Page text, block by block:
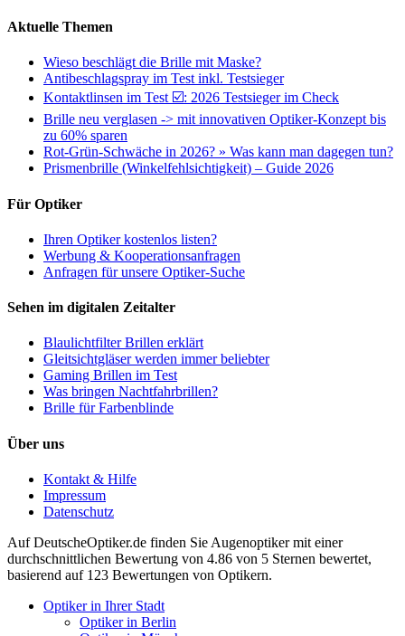
Aktuelle Themen
Wieso beschlägt die Brille mit Maske?
Antibeschlagspray im Test inkl. Testsieger
Kontaktlinsen im Test ☑️: 2026 Testsieger im Check
Brille neu verglasen -> mit innovativen Optiker-Konzept bis
zu 60% sparen
Rot-Grün-Schwäche in 2026? » Was kann man dagegen tun?
Prismenbrille (Winkelfehlsichtigkeit) – Guide 2026
Für Optiker
Ihren Optiker kostenlos listen?
Werbung & Kooperationsanfragen
Anfragen für unsere Optiker-Suche
Sehen im digitalen Zeitalter
Blaulichtfilter Brillen erklärt
Gleitsichtgläser werden immer beliebter
Gaming Brillen im Test
Was bringen Nachtfahrbrillen?
Brille für Farbenblinde
Über uns
Kontakt & Hilfe
Impressum
Datenschutz
AufDeutscheOptiker.de finden Sie Augenoptiker mit einer
durchschnittlichen Bewertung von 4.86 von 5 Sternen bewertet,
basierend auf 123 Bewertungen von Optikern.
Optiker in Ihrer Stadt
Optiker in Berlin